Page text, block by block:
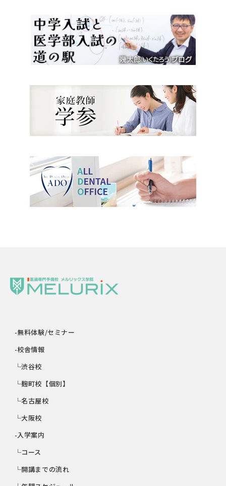
-無料体験/セミナー
-校舎情報
└渋谷校
└麹町校【個別】
└名古屋校
└大阪校
-入学案内
└コース
└開講までの流れ